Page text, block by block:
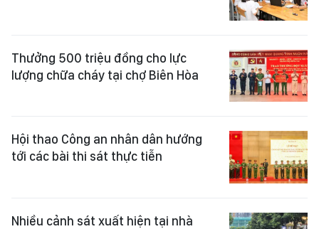
Thưởng 500 triệu đồng cho lực
lượng chữa cháy tại chợ Biên Hòa
Hội thao Công an nhân dân hướng
tới các bài thi sát thực tiễn
Nhiều cảnh sát xuất hiện tại nhà